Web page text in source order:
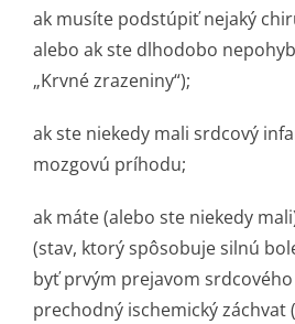
ak musíte podstúpiť nejaký
alebo ak ste dlhodobo
„Krvné zrazeniny“);
ak ste niekedy mali srdcový
mozgovú príhodu;
ak máte (alebo ste niekedy
(stav, ktorý spôsobuje silnú
byť prvým prejavom
prechodný ischemický záchvat